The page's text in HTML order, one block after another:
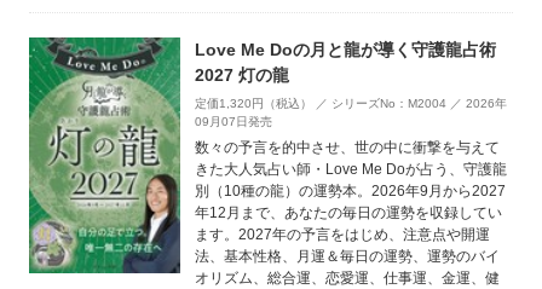
Love Me Doの月と龍が導く守護龍占術
2027 灯の龍
定価1,320円（税込） ／ シリーズNo：M2004 ／ 2026年
09月07日発売
数々の予言を的中させ、世の中に衝撃を与えて
きた大人気占い師・Love Me Doが占う、守護龍
別（10種の龍）の運勢本。2026年9月から2027
年12月まで、あなたの毎日の運勢を収録してい
ます。2027年の予言をはじめ、注意点や開運
法、基本性格、月運＆毎日の運勢、運勢のバイ
オリズム、総合運、恋愛運、仕事運、金運、健